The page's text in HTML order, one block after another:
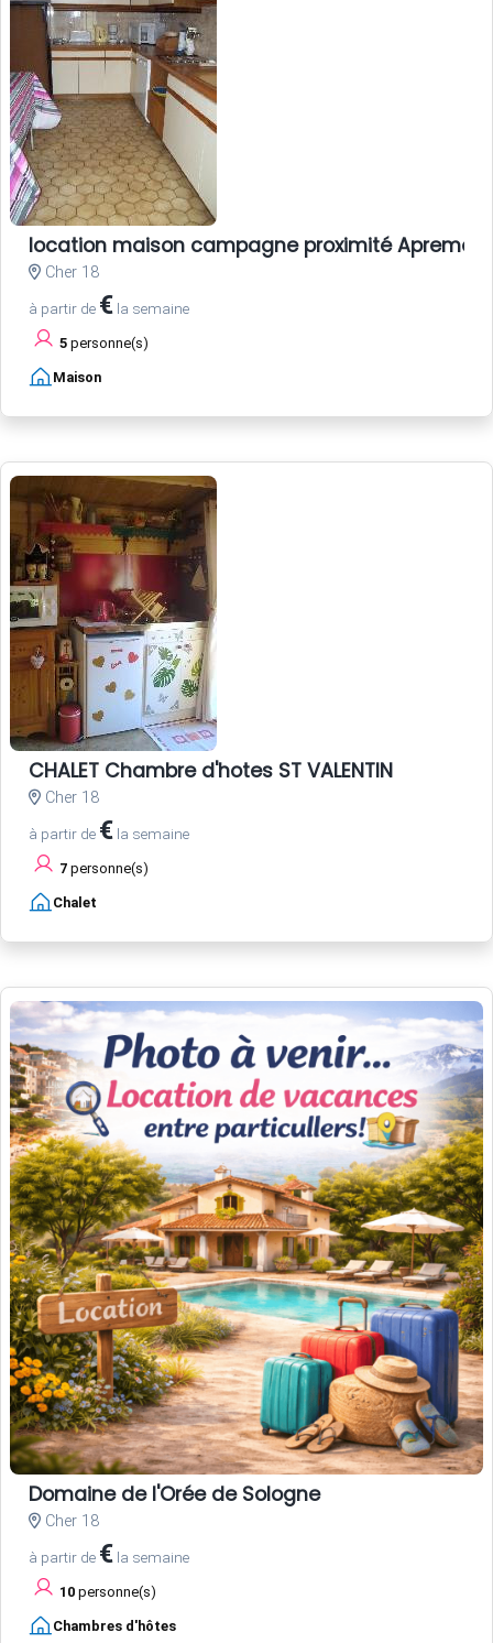
location maison campagne proximité
Cher 18
à partir de € la semaine
5 personne(s)
Maison
CHALET Chambre d'hotes ST VALENTIN
Cher 18
à partir de € la semaine
7 personne(s)
Chalet
Domaine de l'Orée de Sologne
Cher 18
à partir de € la semaine
10 personne(s)
Chambres d'hôtes